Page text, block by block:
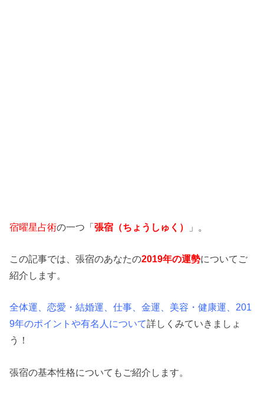
宿曜星占術の一つ「張宿（ちょうしゅく） 」。
この記事では、張宿のあなたの2019年の運勢についてご
紹介します。
全体運、恋愛・結婚運、仕事、金運、美容・健康運、201
9年のポイントや有名人について詳しくみていきましょ
う！
張宿の基本性格についてもご紹介します。